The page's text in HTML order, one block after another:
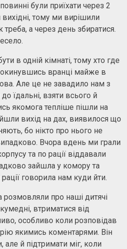
були приїхати через 2
вихідні, тому ми вирішили
треба, а через день збиратися.
в одній кімнаті, тому хто где
вранці майже в
Але це не завадило нам з
їдальні, взяти всього й
якомога тепліше пішли на
вихід на дах, виявилося що
бо нікто про нього не
Вчора вдень ми грали
та по рації віддавали
зайшла у комору та
говорила нам куди йти.
розмовляли про наші дитячі
втриматися від
особливо коли розповідав
якимись коментарями. Він
але й підтримати міг, коли